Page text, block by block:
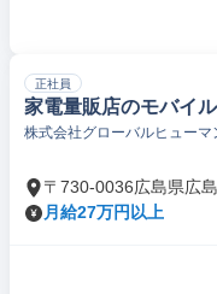
正社員
家電量販店のモバイ
株式会社グローバルヒューマ
〒730-0036広島県広
月給27万円以上